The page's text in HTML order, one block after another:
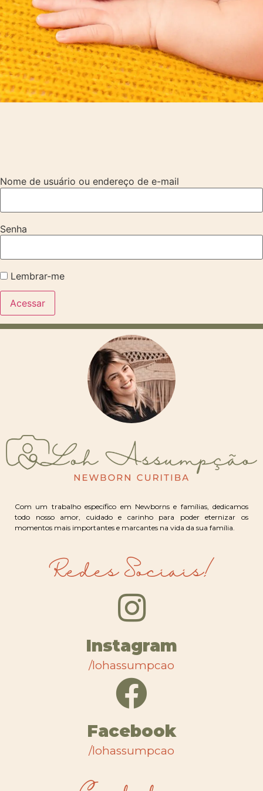
Nome de usuário ou endereço de e-mail
Senha
Lembrar-me
Com um trabalho específico em Newborns e famílias, dedicamos
todo nosso amor, cuidado e carinho para poder eternizar os
momentos mais importantes e marcantes na vida da sua família.
Redes Sociais!
Instagram
/lohassumpcao
Facebook
/lohassumpcao